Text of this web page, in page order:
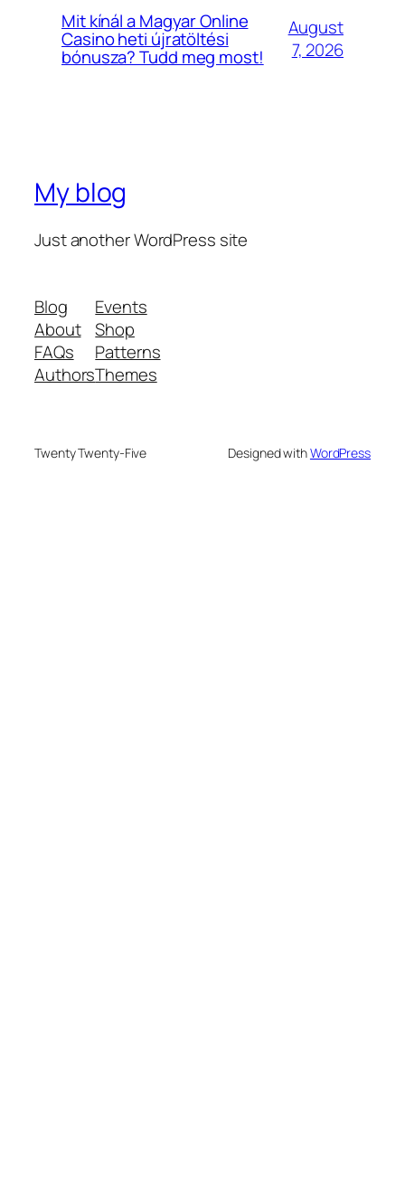
Mit kínál a Magyar Online
Casino heti újratöltési
bónusza? Tudd meg most!
August
7, 2026
My blog
Just another WordPress site
Blog
About
FAQs
Authors
Events
Shop
Patterns
Themes
Twenty Twenty-Five Designed withWordPress